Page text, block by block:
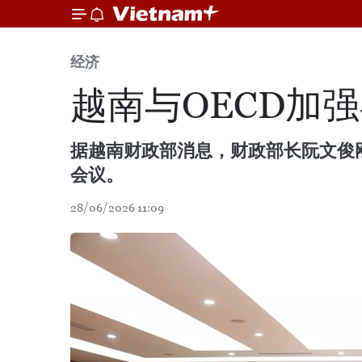
经济
越南与OECD加
据越南财政部消息，财政部长阮文
会议。
28/06/2026 11:09